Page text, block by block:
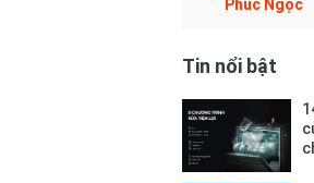
Phúc Ngọc
Tin nổi bật